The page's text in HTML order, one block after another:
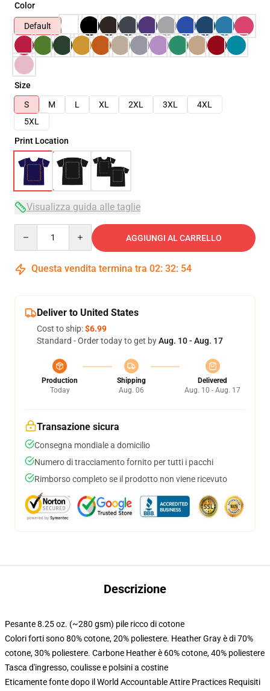
Color
Default
Size
S
M L XL 2XL 3XL
4XL
5XL
Print Location
Visualizza guida alle taglie
AGGIUNGI AL CARRELLO
Questa vendita termina tra 02: 32: 54
Deliver to United States
Cost to ship:$6.99
Standard - Order today to get byAug. 10 - Aug. 17
Production
Today
Shipping
Aug. 06
Delivered
Aug. 10 - Aug. 17
Transazione sicura
Consegna mondiale a domicilio
Numero di tracciamento fornito per tutti i pacchi
Rimborso completo se il prodotto non viene ricevuto
Descrizione
Pesante 8.25 oz. (~280 gsm) pile ricco di cotone
Colori forti sono 80% cotone, 20% poliestere. Heather Gray è di 70%
cotone, 30% poliestere. Carbone Heather è 60% cotone, 40% poliestere
Tasca d'ingresso, coulisse e polsini a costine
Eticamente fonte dopo il World Accountable Attire Practices Requisiti